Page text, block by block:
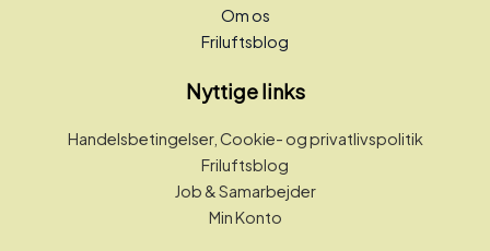
Om os
Friluftsblog
Nyttige links
Handelsbetingelser, Cookie- og privatlivspolitik
Friluftsblog
Job & Samarbejder
Min Konto